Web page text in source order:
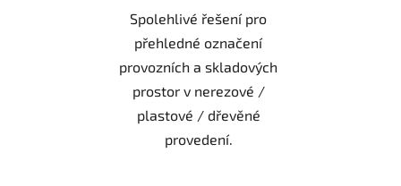
Spolehlivé řešení pro
přehledné označení
provozních a skladových
prostor v nerezové /
plastové / dřevěné
provedení.